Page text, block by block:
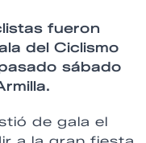
fueron
del Ciclismo
sábado
de gala el